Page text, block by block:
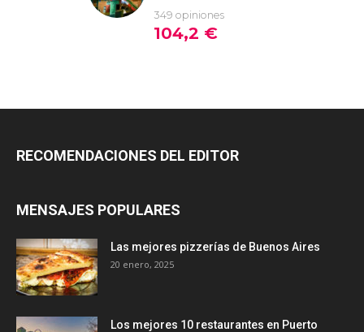
RECOMENDACIONES DEL EDITOR
MENSAJES POPULARES
Las mejores pizzerías de Buenos Aires
20 enero, 2025
Los mejores 10 restaurantes en Puerto